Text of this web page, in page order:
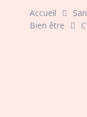
Accueil
Bien être